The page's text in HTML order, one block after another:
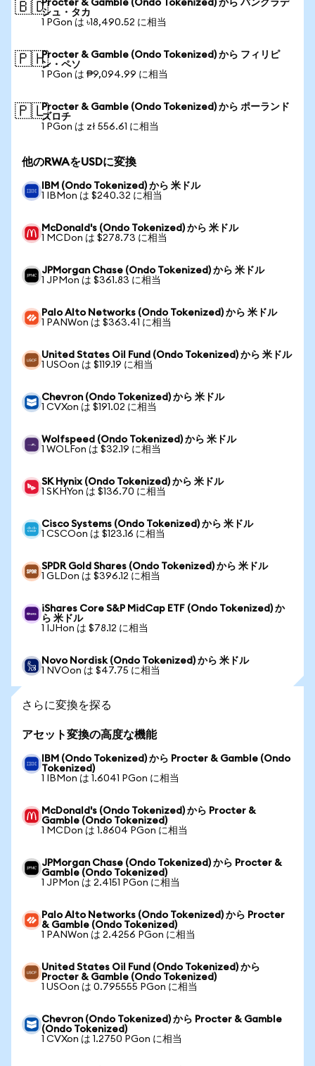
🇧🇩Procter & Gamble (Ondo Tokenized) から バングラデ
シュ・タカ
1 PGon は ৳18,490.52 に相当
🇵🇭Procter & Gamble (Ondo Tokenized) から フィリピ
ン・ペソ
1 PGon は ₱9,094.99 に相当
🇵🇱Procter & Gamble (Ondo Tokenized) から ポーランド
ズロチ
1 PGon は zł 556.61 に相当
他のRWAをUSDに変換
IBM (Ondo Tokenized) から 米ドル
1 IBMon は $240.32 に相当
McDonald's (Ondo Tokenized) から 米ドル
1 MCDon は $278.73 に相当
JPMorgan Chase (Ondo Tokenized) から 米ドル
1 JPMon は $361.83 に相当
Palo Alto Networks (Ondo Tokenized) から 米ドル
1 PANWon は $363.41 に相当
United States Oil Fund (Ondo Tokenized) から 米ドル
1 USOon は $119.19 に相当
Chevron (Ondo Tokenized) から 米ドル
1 CVXon は $191.02 に相当
Wolfspeed (Ondo Tokenized) から 米ドル
1 WOLFon は $32.19 に相当
SK Hynix (Ondo Tokenized) から 米ドル
1 SKHYon は $136.70 に相当
Cisco Systems (Ondo Tokenized) から 米ドル
1 CSCOon は $123.16 に相当
SPDR Gold Shares (Ondo Tokenized) から 米ドル
1 GLDon は $396.12 に相当
iShares Core S&P MidCap ETF (Ondo Tokenized) か
ら 米ドル
1 IJHon は $78.12 に相当
Novo Nordisk (Ondo Tokenized) から 米ドル
1 NVOon は $47.75 に相当
さらに変換を探る
アセット変換の高度な機能
IBM (Ondo Tokenized) から Procter & Gamble (Ondo
Tokenized)
1 IBMon は 1.6041 PGon に相当
McDonald's (Ondo Tokenized) から Procter &
Gamble (Ondo Tokenized)
1 MCDon は 1.8604 PGon に相当
JPMorgan Chase (Ondo Tokenized) から Procter &
Gamble (Ondo Tokenized)
1 JPMon は 2.4151 PGon に相当
Palo Alto Networks (Ondo Tokenized) から Procter
& Gamble (Ondo Tokenized)
1 PANWon は 2.4256 PGon に相当
United States Oil Fund (Ondo Tokenized) から
Procter & Gamble (Ondo Tokenized)
1 USOon は 0.795555 PGon に相当
Chevron (Ondo Tokenized) から Procter & Gamble
(Ondo Tokenized)
1 CVXon は 1.2750 PGon に相当